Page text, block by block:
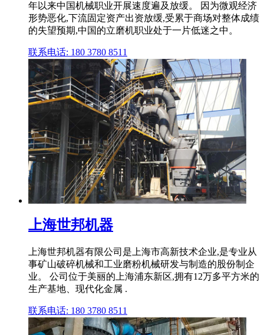
年以来中国机械职业开展速度遍及放缓。 因为微观经济
形势恶化,下流固定资产出资放缓,受累于商场对整体成绩
的失望预期,中国的立磨机职业处于一片低迷之中。
联系电话: 180 3780 8511
上海世邦机器
上海世邦机器有限公司是上海市高新技术企业,是专业从
事矿山破碎机械和工业磨粉机械研发与制造的股份制企
业。 公司位于美丽的上海浦东新区,拥有12万多平方米的
生产基地、现代化金属 .
联系电话: 180 3780 8511